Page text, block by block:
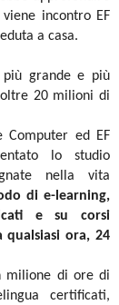
incontro EF
a casa.
grande e più
20 milioni di
Computer ed EF
lo studio
nella vita
di e-learning,
e su corsi
qualsiasi ora, 24
milione di ore di
certificati,